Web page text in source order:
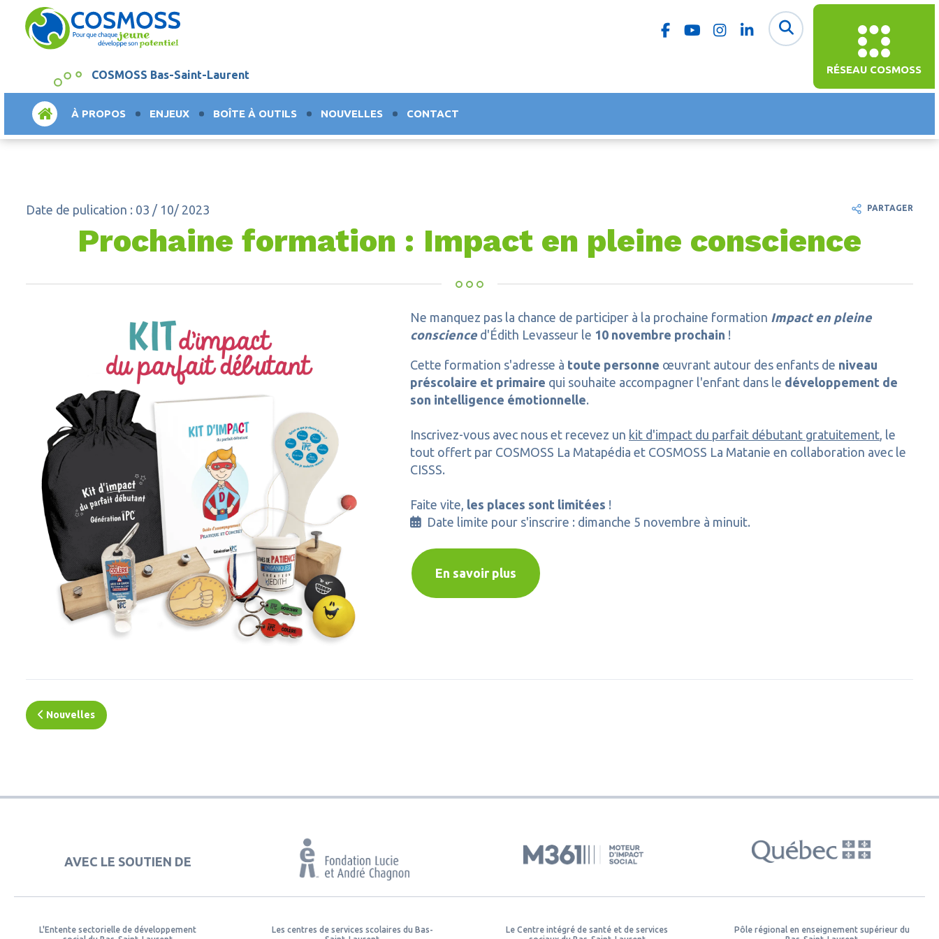
RÉSEAU COSMOSS
COSMOSS Bas-Saint-Laurent
ACCUEILÀ PROPOS ENJEUX BOÎTE À OUTILS NOUVELLES CONTACT
Date de pulication : 03 / 10/ 2023
Prochaine formation : Impact en pleine conscience
Ne manquez pas la chance de participer à la prochaine formation Impact en pleine
conscience d'Édith Levasseur le 10 novembre prochain !
Cette formation s'adresse à toute personne œuvrant autour des enfants de niveau
préscolaire et primaire qui souhaite accompagner l'enfant dans le développement de
son intelligence émotionnelle.
Inscrivez-vous avec nous et recevez un kit d'impact du parfait débutant gratuitement, le
tout offert par COSMOSS La Matapédia et COSMOSS La Matanie en collaboration avec le
CISSS.
Faite vite, les places sont limitées !
 Date limite pour s'inscrire : dimanche 5 novembre à minuit.
En savoir plus
Nouvelles
PARTAGER
AVEC LE SOUTIEN DE
L'Entente sectorielle de développement
Les centres de services scolaires du Bas-
Le Centre intégré de santé et de services
Pôle régional en enseignement supérieur du